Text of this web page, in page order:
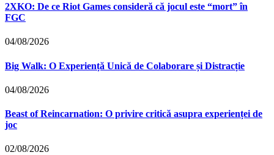
2XKO: De ce Riot Games consideră că jocul este “mort” în
FGC
04/08/2026
Big Walk: O Experiență Unică de Colaborare și Distracție
04/08/2026
Beast of Reincarnation: O privire critică asupra experienței de
joc
02/08/2026